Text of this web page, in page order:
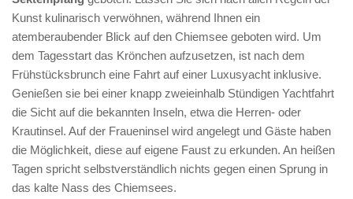
Kunst kulinarisch verwöhnen, während Ihnen ein
atemberaubender Blick auf den Chiemsee geboten wird. Um
dem Tagesstart das Krönchen aufzusetzen, ist nach dem
Frühstücksbrunch eine Fahrt auf einer Luxusyacht inklusive.
Genießen sie bei einer knapp zweieinhalb Stündigen Yachtfahrt
die Sicht auf die bekannten Inseln, etwa die Herren- oder
Krautinsel. Auf der Fraueninsel wird angelegt und Gäste haben
die Möglichkeit, diese auf eigene Faust zu erkunden. An heißen
Tagen spricht selbstverständlich nichts gegen einen Sprung in
das kalte Nass des Chiemsees.